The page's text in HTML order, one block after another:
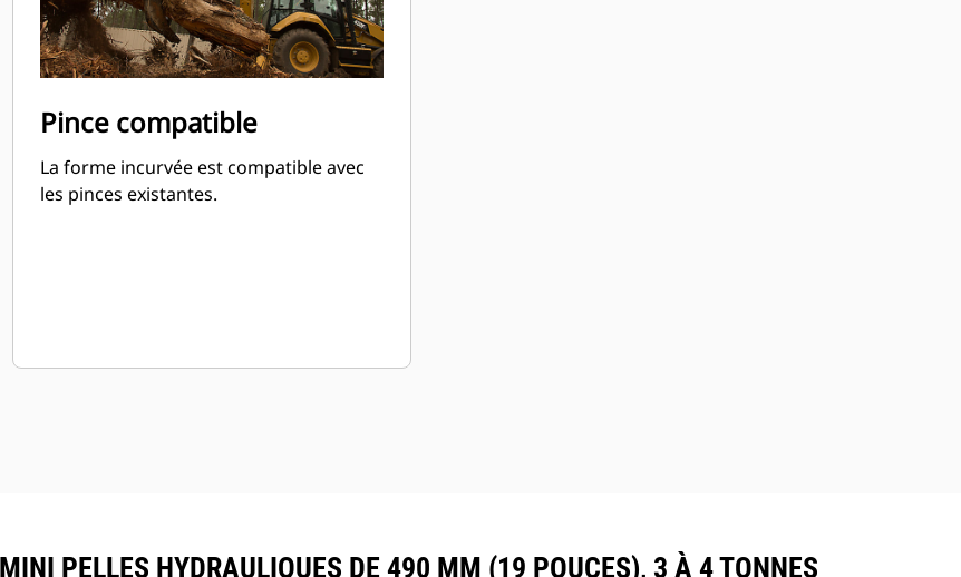
Pince compatible
La forme incurvée est compatible avec
les pinces existantes.
PELLES HYDRAULIQUES DE 490 MM (19 POUCES), 3 À 4 TONNES